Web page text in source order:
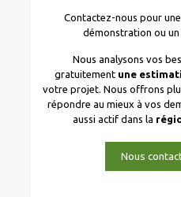
Contactez-nous pour
démonstration ou
Nous analysons vos
gratuitement une
votre projet. Nous offrons
répondre au mieux à vos
aussi actif dans la
Nous